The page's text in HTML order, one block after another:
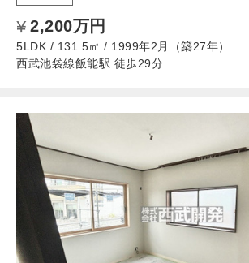
2,200万円
5LDK / 131.5㎡ / 1999年2月（築27年）
西武池袋線飯能駅 徒歩29分